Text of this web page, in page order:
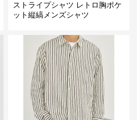
ストライプシャツ レトロ胸ポケ
ット縦縞メンズシャツ